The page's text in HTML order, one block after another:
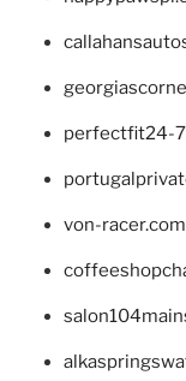
perfectfit24-
von-racer.com